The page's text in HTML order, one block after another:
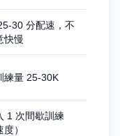
30 分配速，不
快慢
練量 25-30K
1 次間歇訓練
度）